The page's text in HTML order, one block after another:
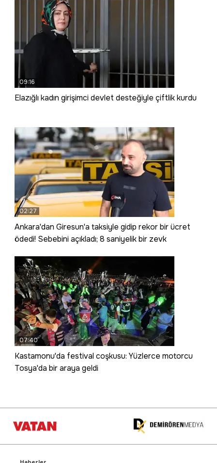
09:16
Elazığlı kadın girişimci devlet desteğiyle çiftlik kurdu
02:27
Ankara'dan Giresun'a taksiyle gidip rekor bir ücret
ödedi! Sebebini açıkladı; 8 saniyelik bir zevk
07:40
Kastamonu'da festival coşkusu: Yüzlerce motorcu
Tosya'da bir araya geldi